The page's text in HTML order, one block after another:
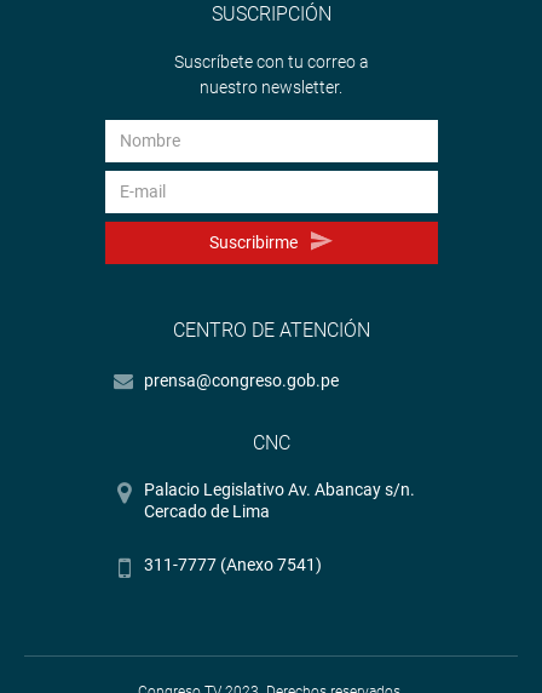
SUSCRIPCIÓN
Suscríbete con tu correo a
nuestro newsletter.
Suscribirme
CENTRO DE ATENCIÓN
prensa@congreso.gob.pe
CNC
Palacio Legislativo Av. Abancay s/n.
Cercado de Lima
311-7777 (Anexo 7541)